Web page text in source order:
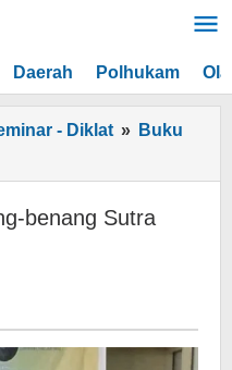
Daerah Polhukam
- Diklat » Buku
benang Sutra